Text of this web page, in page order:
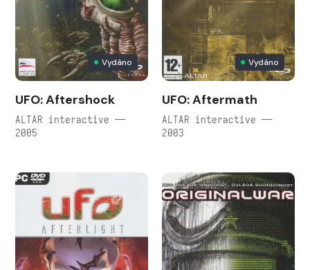
Vydáno
UFO: Aftershock
ALTAR interactive —
2005
Vydáno
UFO: Aftermath
ALTAR interactive —
2003